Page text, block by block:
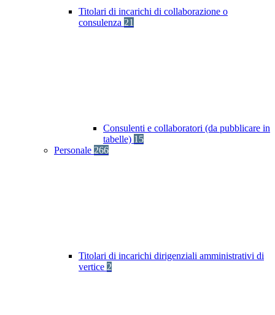
Titolari di incarichi di collaborazione o
consulenza 21
Consulenti e collaboratori (da pubblicare in
tabelle) 15
Personale 266
Titolari di incarichi dirigenziali amministrativi di
vertice 2